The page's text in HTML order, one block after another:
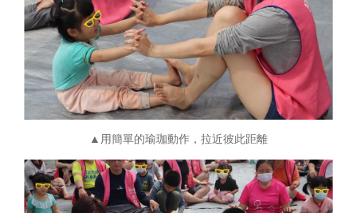
▲用簡單的瑜珈動作，拉近彼此距離